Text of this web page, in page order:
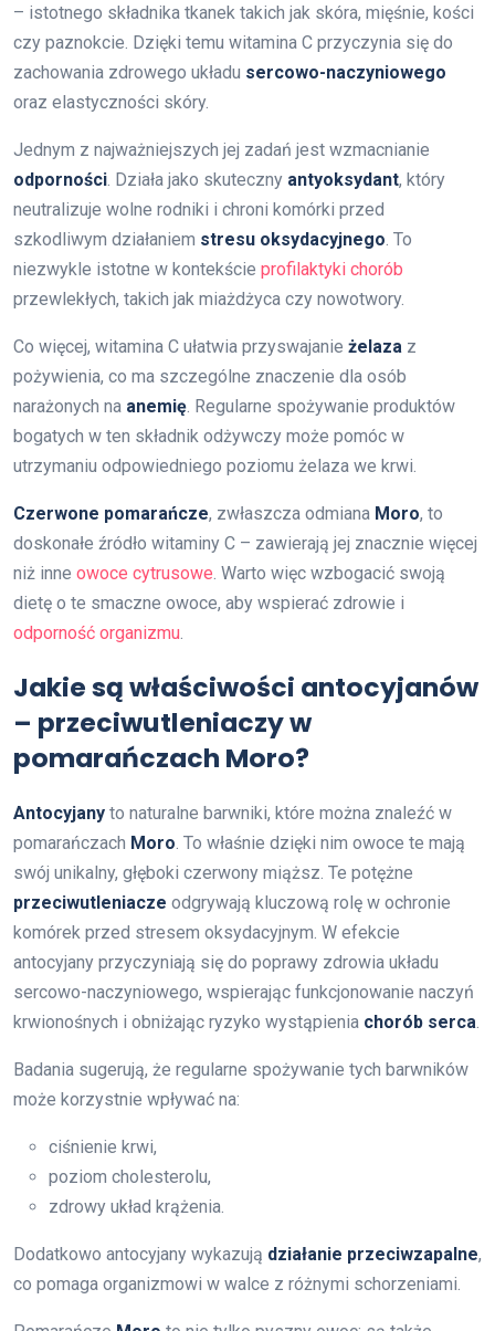
– istotnego składnika tkanek takich jak skóra, mięśnie, kości
czy paznokcie. Dzięki temu witamina C przyczynia się do
zachowania zdrowego układu sercowo-naczyniowego
oraz elastyczności skóry.
Jednym z najważniejszych jej zadań jest wzmacnianie
odporności. Działa jako skuteczny antyoksydant, który
neutralizuje wolne rodniki i chroni komórki przed
szkodliwym działaniem stresu oksydacyjnego. To
niezwykle istotne w kontekście profilaktyki chorób
przewlekłych, takich jak miażdżyca czy nowotwory.
Co więcej, witamina C ułatwia przyswajanie żelaza z
pożywienia, co ma szczególne znaczenie dla osób
narażonych na anemię. Regularne spożywanie produktów
bogatych w ten składnik odżywczy może pomóc w
utrzymaniu odpowiedniego poziomu żelaza we krwi.
Czerwone pomarańcze, zwłaszcza odmiana Moro, to
doskonałe źródło witaminy C – zawierają jej znacznie więcej
niż inne owoce cytrusowe. Warto więc wzbogacić swoją
dietę o te smaczne owoce, aby wspierać zdrowie i
odporność organizmu.
Jakie są właściwości antocyjanów
– przeciwutleniaczy w
pomarańczach Moro?
Antocyjany to naturalne barwniki, które można znaleźć w
pomarańczach Moro. To właśnie dzięki nim owoce te mają
swój unikalny, głęboki czerwony miąższ. Te potężne
przeciwutleniacze odgrywają kluczową rolę w ochronie
komórek przed stresem oksydacyjnym. W efekcie
antocyjany przyczyniają się do poprawy zdrowia układu
sercowo-naczyniowego, wspierając funkcjonowanie naczyń
krwionośnych i obniżając ryzyko wystąpienia chorób serca.
Badania sugerują, że regularne spożywanie tych barwników
może korzystnie wpływać na:
ciśnienie krwi,
poziom cholesterolu,
zdrowy układ krążenia.
Dodatkowo antocyjany wykazują działanie przeciwzapalne,
co pomaga organizmowi w walce z różnymi schorzeniami.